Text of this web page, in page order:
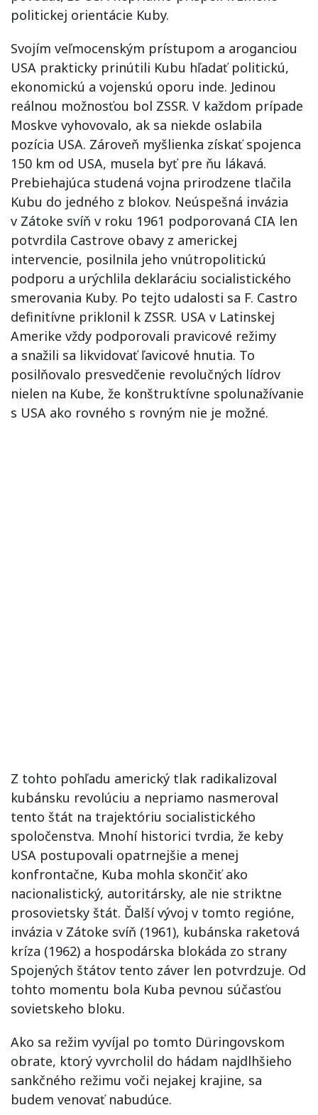
politickej orientácie Kuby.
Svojím veľmocenským prístupom a aroganciou
USA prakticky prinútili Kubu hľadať politickú,
ekonomickú a vojenskú oporu inde. Jedinou
reálnou možnosťou bol ZSSR. V každom prípade
Moskve vyhovovalo, ak sa niekde oslabila
pozícia USA. Zároveň myšlienka získať spojenca
150 km od USA, musela byť pre ňu lákavá.
Prebiehajúca studená vojna prirodzene tlačila
Kubu do jedného z blokov. Neúspešná invázia
v Zátoke svíň v roku 1961 podporovaná CIA len
potvrdila Castrove obavy z americkej
intervencie, posilnila jeho vnútropolitickú
podporu a urýchlila deklaráciu socialistického
smerovania Kuby. Po tejto udalosti sa F. Castro
definitívne priklonil k ZSSR. USA v Latinskej
Amerike vždy podporovali pravicové režimy
a snažili sa likvidovať ľavicové hnutia. To
posilňovalo presvedčenie revolučných lídrov
nielen na Kube, že konštruktívne spolunažívanie
s USA ako rovného s rovným nie je možné.
Z tohto pohľadu americký tlak radikalizoval
kubánsku revolúciu a nepriamo nasmeroval
tento štát na trajektóriu socialistického
spoločenstva. Mnohí historici tvrdia, že keby
USA postupovali opatrnejšie a menej
konfrontačne, Kuba mohla skončiť ako
nacionalistický, autoritársky, ale nie striktne
prosovietsky štát. Ďalší vývoj v tomto regióne,
invázia v Zátoke svíň (1961), kubánska raketová
kríza (1962) a hospodárska blokáda zo strany
Spojených štátov tento záver len potvrdzuje. Od
tohto momentu bola Kuba pevnou súčasťou
sovietskeho bloku.
Ako sa režim vyvíjal po tomto Düringovskom
obrate, ktorý vyvrcholil do hádam najdlhšieho
sankčného režimu voči nejakej krajine, sa
budem venovať nabudúce.